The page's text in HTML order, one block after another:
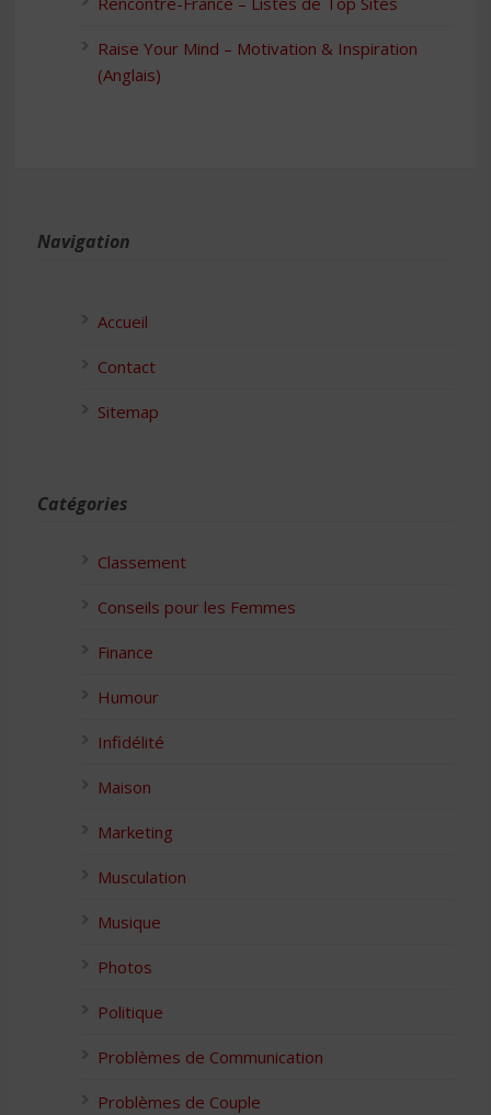
Raise Your Mind – Motivation & Inspiration
(Anglais)
Navigation
Accueil
Contact
Sitemap
Catégories
Classement
Conseils pour les Femmes
Finance
Humour
Infidélité
Maison
Marketing
Musculation
Musique
Photos
Politique
Problèmes de Communication
Problèmes de Couple